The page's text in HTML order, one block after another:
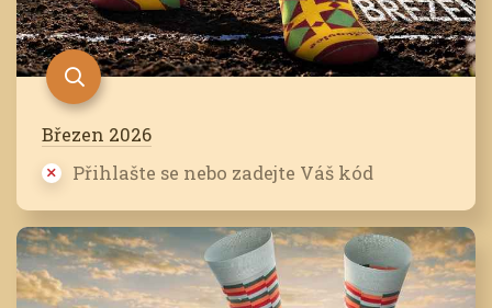
Březen 2026
Přihlašte se nebo zadejte Váš kód